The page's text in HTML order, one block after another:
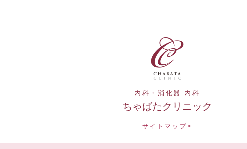
内科・消化器 内科
ちゃばたクリニック
サイトマップ>